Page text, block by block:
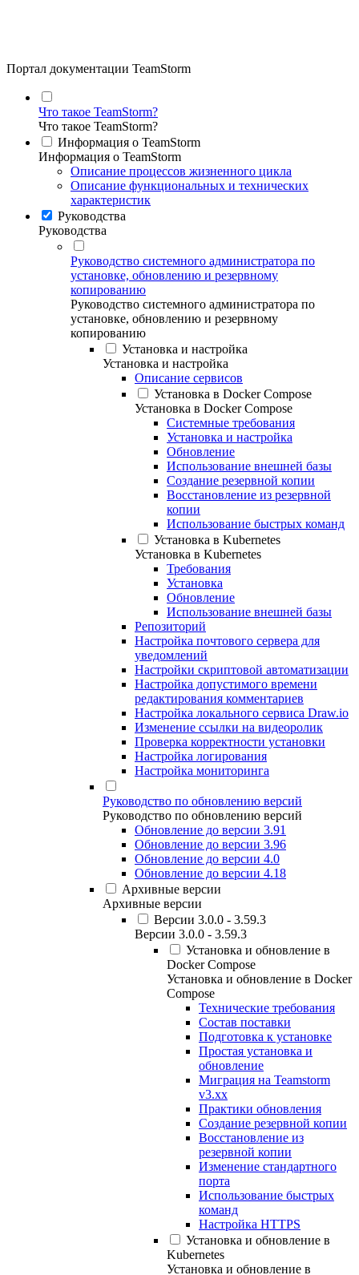
Портал документации TeamStorm
Что такое TeamStorm?
Что такое TeamStorm?
Информация о TeamStorm
Информация о TeamStorm
Описание процессов жизненного цикла
Описание функциональных и технических
характеристик
Руководства
Руководства
Руководство системного администратора по
установке, обновлению и резервному
копированию
Руководство системного администратора по
установке, обновлению и резервному
копированию
Установка и настройка
Установка и настройка
Описание сервисов
Установка в Docker Compose
Установка в Docker Compose
Системные требования
Установка и настройка
Обновление
Использование внешней базы
Создание резервной копии
Восстановление из резервной
копии
Использование быстрых команд
Установка в Kubernetes
Установка в Kubernetes
Требования
Установка
Обновление
Использование внешней базы
Репозиторий
Настройка почтового сервера для
уведомлений
Настройки скриптовой автоматизации
Настройка допустимого времени
редактирования комментариев
Настройка локального сервиса Draw.io
Изменение ссылки на видеоролик
Проверка корректности установки
Настройка логирования
Настройка мониторинга
Руководство по обновлению версий
Руководство по обновлению версий
Обновление до версии 3.91
Обновление до версии 3.96
Обновление до версии 4.0
Обновление до версии 4.18
Архивные версии
Архивные версии
Версии 3.0.0 - 3.59.3
Версии 3.0.0 - 3.59.3
Установка и обновление в
Docker Compose
Установка и обновление в Docker
Compose
Технические требования
Состав поставки
Подготовка к установке
Простая установка и
обновление
Миграция на Teamstorm
v3.xx
Практики обновления
Создание резервной копии
Восстановление из
резервной копии
Изменение стандартного
порта
Использование быстрых
команд
Настройка HTTPS
Установка и обновление в
Kubernetes
Установка и обновление в